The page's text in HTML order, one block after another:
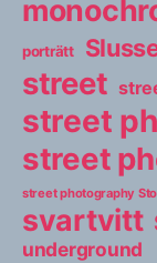
porträtt
street
street
street
street photography
svartvitt
underground